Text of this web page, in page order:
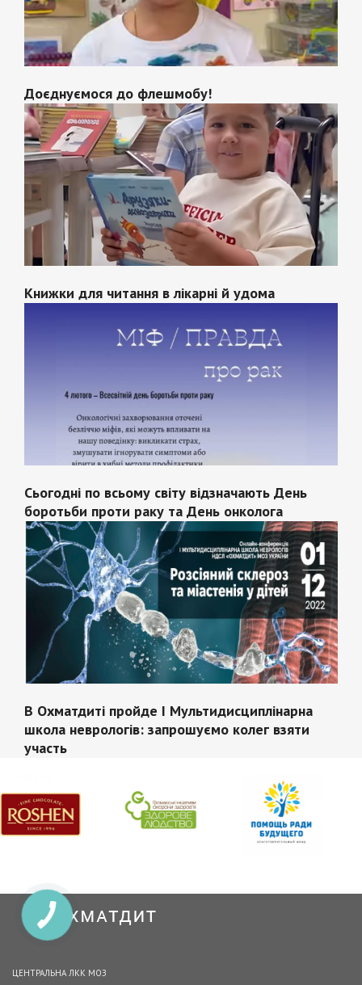
Доєднуємося до флешмобу!
Книжки для читання в лікарні й удома
Сьогодні по всьому світу відзначають День
боротьби проти раку та День онколога
В Охматдиті пройде І Мультидисциплінарна
школа неврологів: запрошуємо колег взяти
участь
ЦЕНТРАЛЬНА ЛКК МОЗ